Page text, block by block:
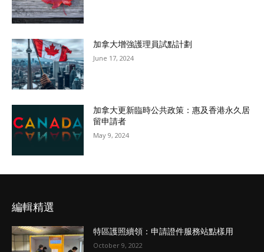
加拿大增強護理員試點計劃
June 17, 2024
加拿大更新臨時公共政策：惠及香港永久居
留申請者
May 9, 2024
編輯精選
特區護照續領：申請證件服務站點樣用
October 9, 2022